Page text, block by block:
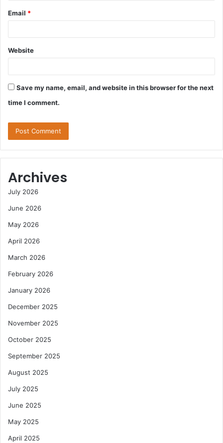
Email *
Website
Save my name, email, and website in this browser for the next
time I comment.
Archives
July 2026
June 2026
May 2026
April 2026
March 2026
February 2026
January 2026
December 2025
November 2025
October 2025
September 2025
August 2025
July 2025
June 2025
May 2025
April 2025